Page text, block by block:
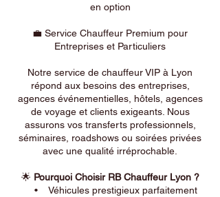
en option
💼 Service Chauffeur Premium pour
Entreprises et Particuliers
Notre service de chauffeur VIP à Lyon
répond aux besoins des entreprises,
agences événementielles, hôtels, agences
de voyage et clients exigeants. Nous
assurons vos transferts professionnels,
séminaires, roadshows ou soirées privées
avec une qualité irréprochable.
🌟 Pourquoi Choisir RB Chauffeur Lyon ?
• Véhicules prestigieux parfaitement